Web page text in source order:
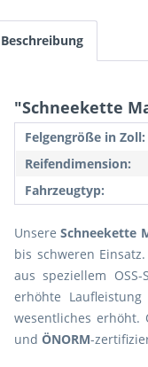
Beschreibung
"Schneekette
Felgengröße in Zoll:
Reifendimension:
Fahrzeugtyp:
UnsereSchneekette
bis schweren
aus speziellem
erhöhte
wesentliches erhöht.
und ÖNORM-